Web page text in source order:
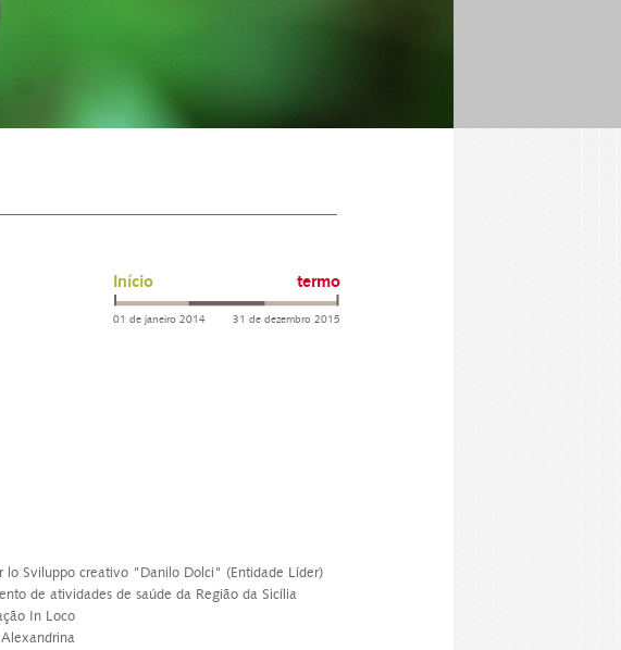
Início termo
01 de janeiro 2014 31 de dezembro 2015
lo Sviluppo creativo "Danilo Dolci" (Entidade Líder)
de atividades de saúde da Região da Sicília
In Loco